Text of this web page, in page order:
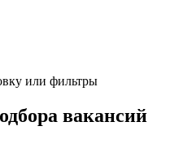
или фильтры
вакансий